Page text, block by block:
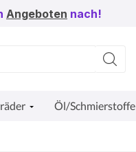
Angeboten nach!
Öl/Schmierstoffe